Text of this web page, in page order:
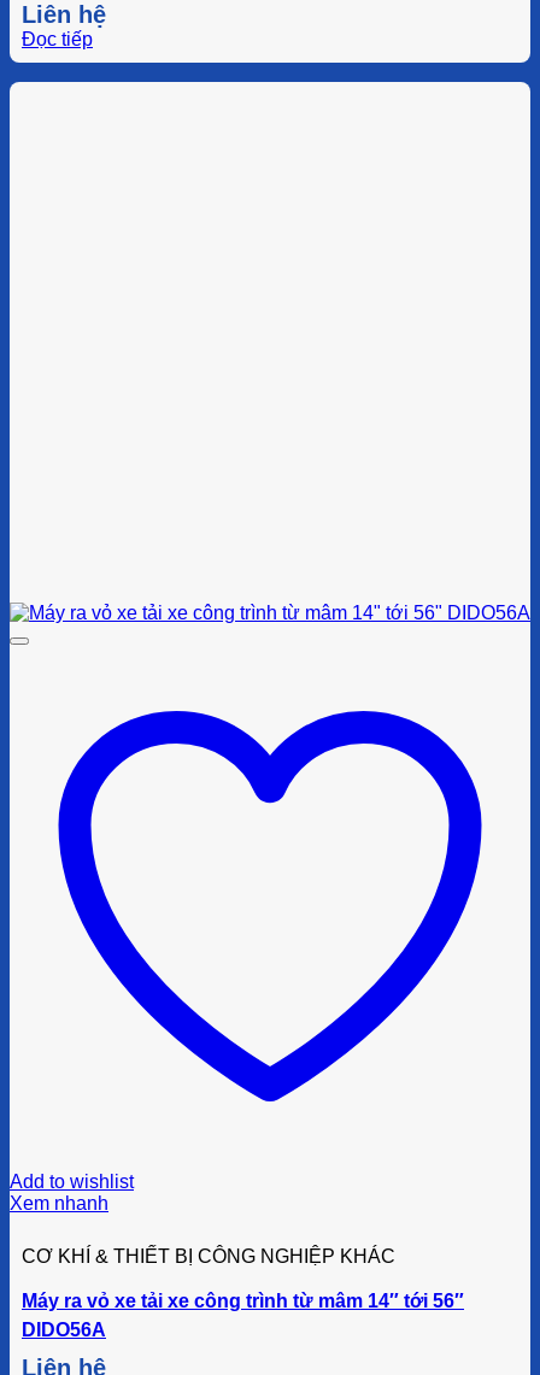
Liên hệ
Đọc tiếp
Add to wishlist
Xem nhanh
CƠ KHÍ & THIẾT BỊ CÔNG NGHIỆP KHÁC
Máy ra vỏ xe tải xe công trình từ mâm 14″ tới 56″
DIDO56A
Liên hệ